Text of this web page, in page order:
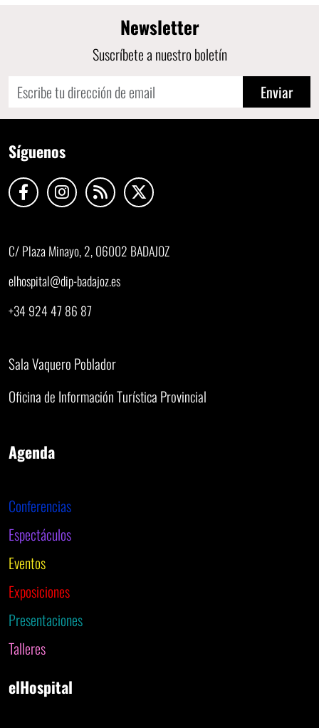
Newsletter
Suscríbete a nuestro boletín
Enviar
Síguenos
C/ Plaza Minayo, 2, 06002 BADAJOZ
elhospital@dip-badajoz.es
+34 924 47 86 87
Sala Vaquero Poblador
Oficina de Información Turística Provincial
Agenda
Conferencias
Espectáculos
Eventos
Exposiciones
Presentaciones
Talleres
elHospital